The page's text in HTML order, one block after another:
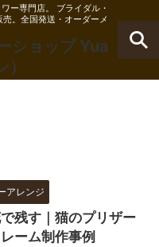
ー専門店。 ブライダル・
。全国発送・オーダーメ
ショップ Yua
アレンジ
残す｜猫のプリザー
ーム制作事例